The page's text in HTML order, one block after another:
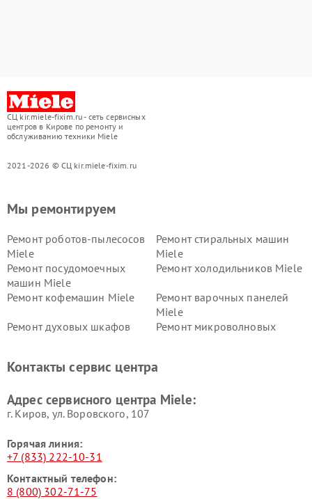
СЦ kir.miele-fixim.ru - сеть сервисных
центров в Кирове по ремонту и
обслуживанию техники Miele
2021-2026 © СЦ kir.miele-fixim.ru
Мы ремонтируем
Ремонт роботов-пылесосов
Miele
Ремонт стиральных машин
Miele
Ремонт посудомоечных
машин Miele
Ремонт холодильников Miele
Ремонт кофемашин Miele
Ремонт варочных панелей
Miele
Ремонт духовых шкафов
Ремонт микроволновых
Miele
Miele
пылесосов Miele
Контакты сервис центра
Адрес сервисного центра Miele:
г. Киров, ул. Воровского, 107
Горячая линия:
+7 (833) 222-10-31
Контактный телефон:
8 (800) 302-71-75